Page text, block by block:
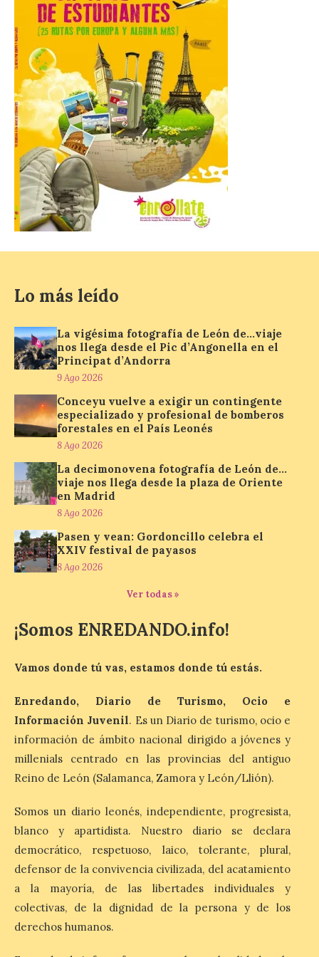
La Comarca de las Cinco
Villas, un lugar ideal para
ver el eclipse solar
9 Ago 2026
El próximo 12 de agosto
se producirá el fenómeno
natural excepcional que
podrá verse en muchos
puntos de la comarca,
pero hay que recordar que la observación
debe hacerse siguiendo las pautas de
seguridad recomendadas. La Comarca de
La vigésima fotografía de
desde el Pic d’Angonella
en el Principat d’Andorra
9 Ago 2026
Nueva edición de León
de…viaje. Una iniciativa
juvenil de la Asociación
Enróllate, la Asociación
Conceyu País Llionés y el Diario de
Turismo, Ocio e Información para
jóvenes “Enredando.info”. Miguel Robles
nos envía la vigésima fotografía de […]
Concierto del Iberia
Plaza del Ayuntamiento de
9 Ago 2026
internacional que se
celebra en el mes de
agosto en la localidad
gallega de Merza, dedicado a la marimba y
Ayuntamiento de Ponferrada acogerá
este domingo, […]
MADO Madrid Orgullo
2026 vuelve a situarse
como uno de los
principales motores
económicos y turísticos de
Madrid
9 Ago 2026
Lo más leído
La vigésima fotografía de León de…viaje
nos llega desde el Pic d’Angonella en el
Principat d’Andorra
9 Ago 2026
Conceyu vuelve a exigir un contingente
especializado y profesional de bomberos
forestales en el País Leonés
8 Ago 2026
La decimonovena fotografía de León de…
viaje nos llega desde la plaza de Oriente
en Madrid
8 Ago 2026
Pasen y vean: Gordoncillo celebra el
XXIV festival de payasos
8 Ago 2026
Ver todas »
¡Somos ENREDANDO.info!
Vamos donde tú vas, estamos donde tú estás.
Enredando, Diario de Turismo, Ocio e
Información Juvenil. Es un Diario de turismo, ocio e
información de ámbito nacional dirigido a jóvenes y
millenials centrado en las provincias del antiguo
Reino de León (Salamanca, Zamora y León/Llión).
Somos un diario leonés, independiente, progresista,
blanco y apartidista. Nuestro diario se declara
democrático, respetuoso, laico, tolerante, plural,
defensor de la convivencia civilizada, del acatamiento
a la mayoría, de las libertades individuales y
colectivas, de la dignidad de la persona y de los
derechos humanos.